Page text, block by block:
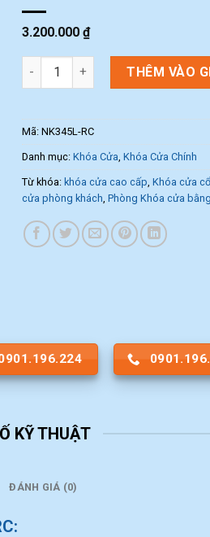
3.200.000₫
Khóa cửa chính NK345L-RC
THÊM VÀO
Mã:NK345L-RC
Danh mục:Khóa Cửa ,Khóa Cửa Chính
Từ khóa:khóa cửa cao cấp ,Khóa cửa
cửa phòng khách ,Phòng Khóa cửa
KỸ THUẬT
ĐÁNH GIÁ (0)